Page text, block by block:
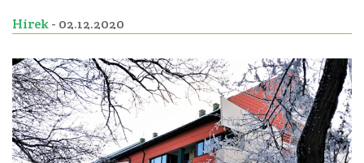
Hírek- 02.12.2020